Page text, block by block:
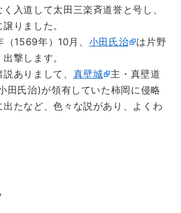
入道して太田三楽斉道誉と号し、
りました。
1569年）10月、 小田氏治
は片野
撃します。
ありまして、 真壁城
主・真壁道
田氏治)が領有していた柿岡に侵略
出たなど、色々な説があり、よくわ